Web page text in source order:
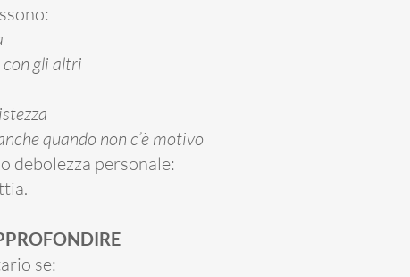
gli altri
quando non c’è motivo
debolezza personale:
se: